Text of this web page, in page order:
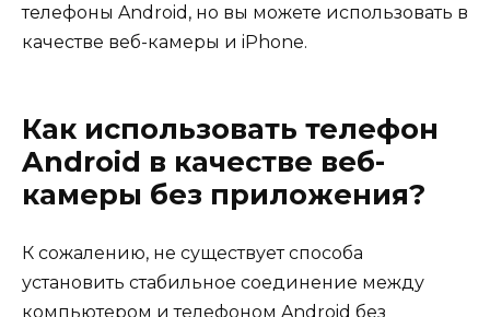
телефоны Android, но вы можете использовать в
качестве веб-камеры и iPhone.
Как использовать телефон
Android в качестве веб-
камеры без приложения?
К сожалению, не существует способа
установить стабильное соединение между
компьютером и телефоном Android без